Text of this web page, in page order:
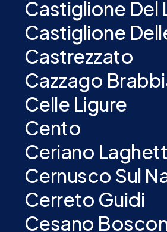
Castiglione Del
Castiglione
Castrezzato
Cazzago
Celle Ligure
Cento
Ceriano
Cernusco Sul
Cerreto Guidi
Cesano